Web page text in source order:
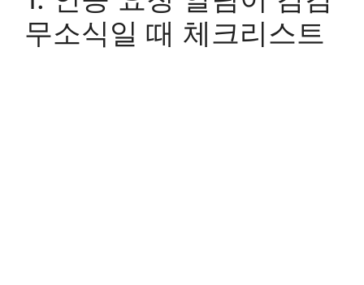
무소식일 때 체크리스트